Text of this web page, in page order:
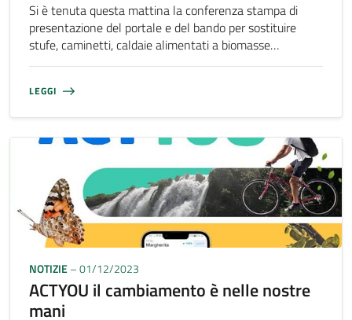
Si è tenuta questa mattina la conferenza stampa di
presentazione del portale e del bando per sostituire
stufe, caminetti, caldaie alimentati a biomasse…
LEGGI
NOTIZIE– 01/12/2023
ACTYOU il cambiamento è nelle nostre
mani